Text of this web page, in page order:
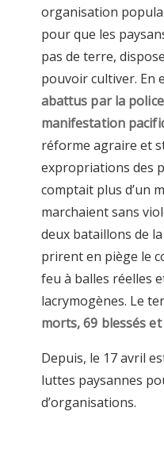
organisation
pour que les
pas de terre,
pouvoir cultiver. En
abattus par la
manifestation
réforme agraire et
expropriations des
comptait plus d’un
marchaient sans
deux bataillons de
prirent en piège le
feu à balles réelles
lacrymogènes. Le
morts, 69 blessés
Depuis, le 17 avril
luttes paysannes
d’organisations.